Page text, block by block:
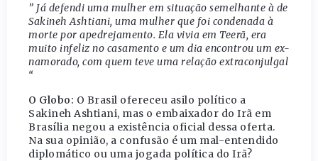
” Já defendi uma mulher em situação semelhante à de
Sakineh Ashtiani, uma mulher que foi condenada à
morte por apedrejamento. Ela vivia em Teerã, era
muito infeliz no casamento e um dia encontrou um ex-
namorado, com quem teve uma relação extraconjulgal
“
O Globo: O Brasil ofereceu asilo político a
Sakineh Ashtiani, mas o embaixador do Irã em
Brasília negou a existência oficial dessa oferta.
Na sua opinião, a confusão é um mal-entendido
diplomático ou uma jogada política do Irã?